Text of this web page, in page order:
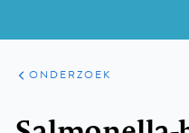
ARTIKELEN
ONDERZOEK
ONDERZOEK